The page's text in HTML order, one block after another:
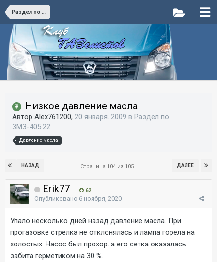
Раздел по ЗМЗ-405.22
Низкое давление масла
Автор Alex761200, 20 января, 2009 в Раздел по
ЗМЗ-405.22
Давление масла
НАЗАД ДАЛЕЕ
Страница 104 из 105
Erik77 62
Опубликовано 6 ноября, 2020
Упало несколько дней назад давление масла. При
прогазовке стрелка не отклонялась и лампа горела на
холостых. Насос был прохор, а его сетка оказалась
забита герметиком на 30 %.